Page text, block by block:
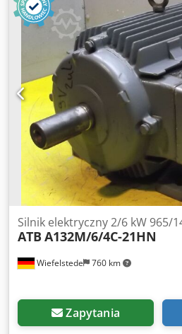
Wiefelstede 760 km
Silnik elektryczny 2/6 kW 965/
ATB A132M/6/4C-21HN
Zapytania